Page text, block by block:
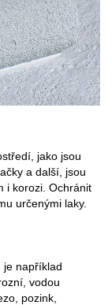
jako jsou
a další, jsou
i korozi. Ochránit
určenými laky.
je například
vodou
pozink,